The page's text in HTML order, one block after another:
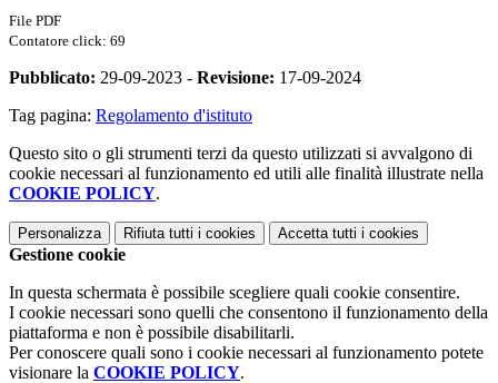
File PDF
Contatore click: 69
Pubblicato: 29-09-2023 - Revisione: 17-09-2024
Tag pagina: Regolamento d'istituto
Questo sito o gli strumenti terzi da questo utilizzati si avvalgono di
cookie necessari al funzionamento ed utili alle finalità illustrate nella
COOKIE POLICY.
Personalizza Rifiuta tutti i cookies Accetta tutti i cookies
Gestione cookie
In questa schermata è possibile scegliere quali cookie consentire.
I cookie necessari sono quelli che consentono il funzionamento della
piattaforma e non è possibile disabilitarli.
Per conoscere quali sono i cookie necessari al funzionamento potete
visionare la COOKIE POLICY.